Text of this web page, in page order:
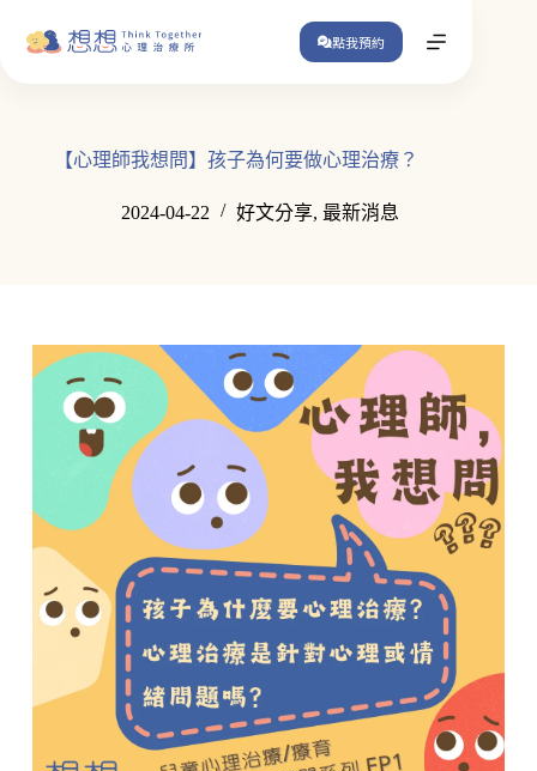
點我預約
【心理師我想問】孩子為何要做心理治療？
2024-04-22 好文分享, 最新消息